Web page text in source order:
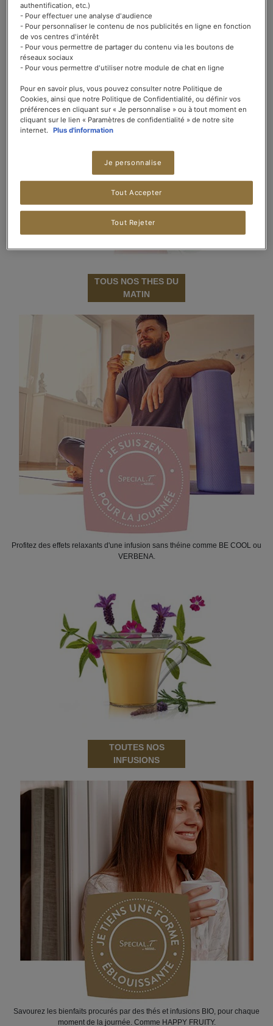
tasse de thé. Avec ENGLISH BREAKFAST, par exemple…
TOUS NOS THES DU
MATIN
Profitez des effets relaxants d'une infusion sans théine comme BE COOL ou
VERBENA.
TOUTES NOS
INFUSIONS
Savourez les bienfaits procurés par des thés et infusions BIO, pour chaque
moment de la journée. Comme HAPPY FRUITY.
authentification, etc.)
- Pour effectuer une analyse d'audience
- Pour personnaliser le contenu de nos publicités en ligne en fonction
de vos centres d'intérêt
- Pour vous permettre de partager du contenu via les boutons de
réseaux sociaux
- Pour vous permettre d'utiliser notre module de chat en ligne
Pour en savoir plus, vous pouvez consulter notre Politique de
Cookies, ainsi que notre Politique de Confidentialité, ou définir vos
préférences en cliquant sur « Je personnalise » ou à tout moment en
cliquant sur le lien « Paramètres de confidentialité » de notre site
internet.
Plus d'information
Je personnalise
Tout Rejeter
Tout Accepter